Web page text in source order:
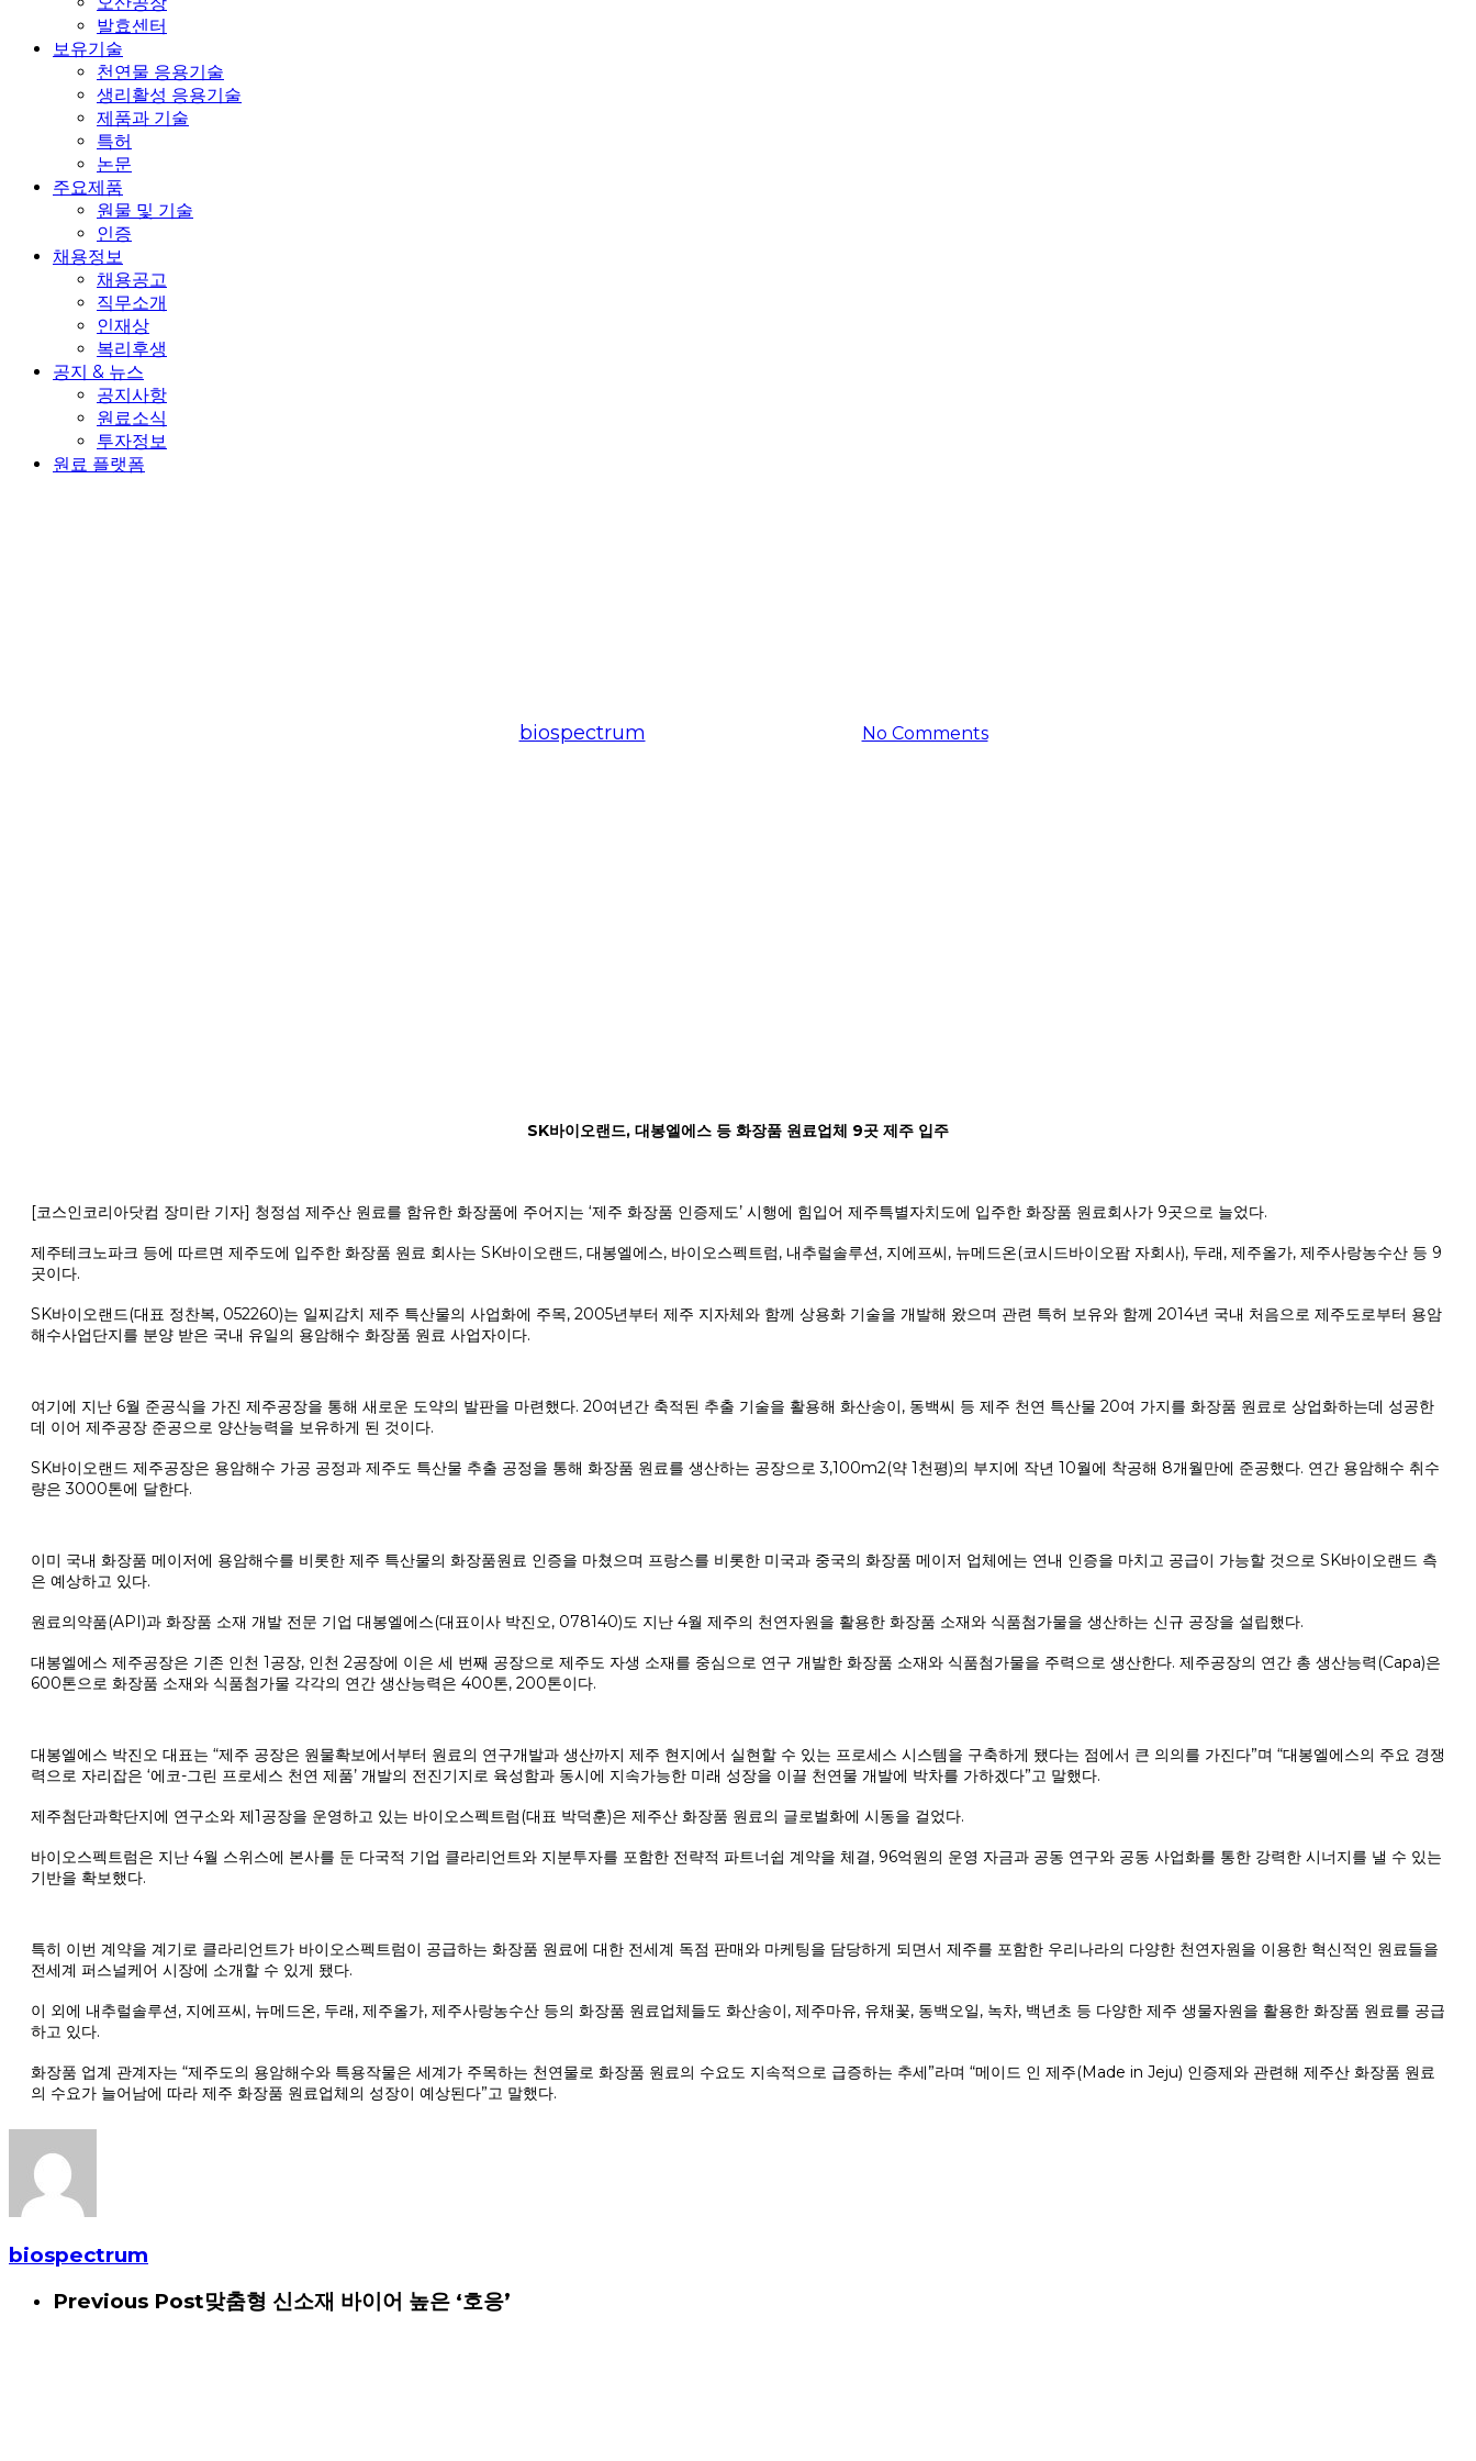
발효센터
보유기술
천연물 응용기술
생리활성 응용기술
제품과 기술
특허
논문
주요제품
원물 및 기술
인증
채용정보
채용공고
직무소개
인재상
복리후생
공지 & 뉴스
공지사항
원료소식
투자정보
원료 플랫폼
biospectrum No Comments
SK바이오랜드, 대봉엘에스 등 화장품 원료업체 9곳 제주 입주
[코스인코리아닷컴 장미란 기자] 청정섬 제주산 원료를 함유한 화장품에 주어지는 ‘제주 화장품 인증제도’ 시행에 힘입어 제주특별자치도에 입주한 화장품 원료회사가 9곳으로 늘었다.
제주테크노파크 등에 따르면 제주도에 입주한 화장품 원료 회사는 SK바이오랜드, 대봉엘에스, 바이오스펙트럼, 내추럴솔루션, 지에프씨, 뉴메드온(코시드바이오팜 자회사), 두래, 제주올가, 제주사랑농수산 등 9
곳이다.
SK바이오랜드(대표 정찬복, 052260)는 일찌감치 제주 특산물의 사업화에 주목, 2005년부터 제주 지자체와 함께 상용화 기술을 개발해 왔으며 관련 특허 보유와 함께 2014년 국내 처음으로 제주도로부터 용암
해수사업단지를 분양 받은 국내 유일의 용암해수 화장품 원료 사업자이다.
여기에 지난 6월 준공식을 가진 제주공장을 통해 새로운 도약의 발판을 마련했다. 20여년간 축적된 추출 기술을 활용해 화산송이, 동백씨 등 제주 천연 특산물 20여 가지를 화장품 원료로 상업화하는데 성공한
데 이어 제주공장 준공으로 양산능력을 보유하게 된 것이다.
SK바이오랜드 제주공장은 용암해수 가공 공정과 제주도 특산물 추출 공정을 통해 화장품 원료를 생산하는 공장으로 3,100m2(약 1천평)의 부지에 작년 10월에 착공해 8개월만에 준공했다. 연간 용암해수 취수
량은 3000톤에 달한다.
이미 국내 화장품 메이저에 용암해수를 비롯한 제주 특산물의 화장품원료 인증을 마쳤으며 프랑스를 비롯한 미국과 중국의 화장품 메이저 업체에는 연내 인증을 마치고 공급이 가능할 것으로 SK바이오랜드 측
은 예상하고 있다.
원료의약품(API)과 화장품 소재 개발 전문 기업 대봉엘에스(대표이사 박진오, 078140)도 지난 4월 제주의 천연자원을 활용한 화장품 소재와 식품첨가물을 생산하는 신규 공장을 설립했다.
대봉엘에스 제주공장은 기존 인천 1공장, 인천 2공장에 이은 세 번째 공장으로 제주도 자생 소재를 중심으로 연구 개발한 화장품 소재와 식품첨가물을 주력으로 생산한다. 제주공장의 연간 총 생산능력(Capa)은
600톤으로 화장품 소재와 식품첨가물 각각의 연간 생산능력은 400톤, 200톤이다.
대봉엘에스 박진오 대표는 “제주 공장은 원물확보에서부터 원료의 연구개발과 생산까지 제주 현지에서 실현할 수 있는 프로세스 시스템을 구축하게 됐다는 점에서 큰 의의를 가진다”며 “대봉엘에스의 주요 경쟁
력으로 자리잡은 ‘에코-그린 프로세스 천연 제품’ 개발의 전진기지로 육성함과 동시에 지속가능한 미래 성장을 이끌 천연물 개발에 박차를 가하겠다”고 말했다.
제주첨단과학단지에 연구소와 제1공장을 운영하고 있는 바이오스펙트럼(대표 박덕훈)은 제주산 화장품 원료의 글로벌화에 시동을 걸었다.
바이오스펙트럼은 지난 4월 스위스에 본사를 둔 다국적 기업 클라리언트와 지분투자를 포함한 전략적 파트너쉽 계약을 체결, 96억원의 운영 자금과 공동 연구와 공동 사업화를 통한 강력한 시너지를 낼 수 있는
기반을 확보했다.
특히 이번 계약을 계기로 클라리언트가 바이오스펙트럼이 공급하는 화장품 원료에 대한 전세계 독점 판매와 마케팅을 담당하게 되면서 제주를 포함한 우리나라의 다양한 천연자원을 이용한 혁신적인 원료들을
전세계 퍼스널케어 시장에 소개할 수 있게 됐다.
이 외에 내추럴솔루션, 지에프씨, 뉴메드온, 두래, 제주올가, 제주사랑농수산 등의 화장품 원료업체들도 화산송이, 제주마유, 유채꽃, 동백오일, 녹차, 백년초 등 다양한 제주 생물자원을 활용한 화장품 원료를 공급
하고 있다.
화장품 업계 관계자는 “제주도의 용암해수와 특용작물은 세계가 주목하는 천연물로 화장품 원료의 수요도 지속적으로 급증하는 추세”라며 “메이드 인 제주(Made in Jeju) 인증제와 관련해 제주산 화장품 원료
의 수요가 늘어남에 따라 제주 화장품 원료업체의 성장이 예상된다”고 말했다.
biospectrum
Previous Post맞춤형 신소재 바이어 높은 ‘호응’